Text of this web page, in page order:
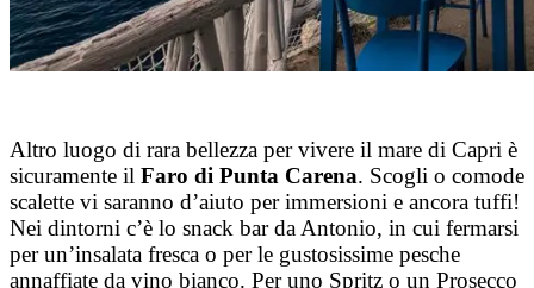
Altro luogo di rara bellezza per vivere il mare di Capri è
sicuramente il Faro di Punta Carena. Scogli o comode
scalette vi saranno d’aiuto per immersioni e ancora tuffi!
Nei dintorni c’è lo snack bar da Antonio, in cui fermarsi
per un’insalata fresca o per le gustosissime pesche
annaffiate da vino bianco. Per uno Spritz o un Prosecco